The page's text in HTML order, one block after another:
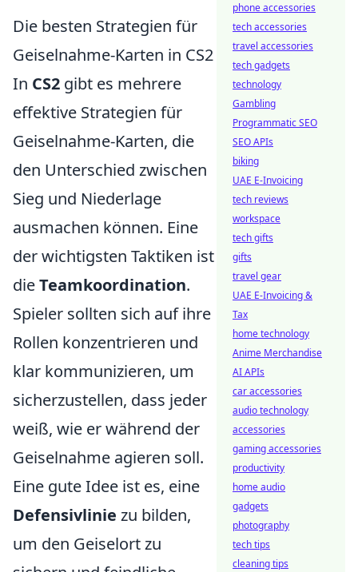
Die besten Strategien für
Geiselnahme-Karten in CS2
In CS2 gibt es mehrere
effektive Strategien für
Geiselnahme-Karten, die
den Unterschied zwischen
Sieg und Niederlage
ausmachen können. Eine
der wichtigsten Taktiken ist
dieTeamkoordination.
Spieler sollten sich auf ihre
Rollen konzentrieren und
klar kommunizieren, um
sicherzustellen, dass jeder
weiß, wie er während der
Geiselnahme agieren soll.
Eine gute Idee ist es, eine
Defensivlinie zu bilden,
um den Geiselort zu
phone accessories
tech accessories
travel accessories
tech gadgets
technology
Gambling
Programmatic SEO
SEO APIs
biking
UAE E-Invoicing
tech reviews
workspace
tech gifts
gifts
travel gear
UAE E-Invoicing &
Tax
home technology
Anime Merchandise
AI APIs
car accessories
audio technology
accessories
gaming accessories
productivity
home audio
gadgets
photography
tech tips
cleaning tips